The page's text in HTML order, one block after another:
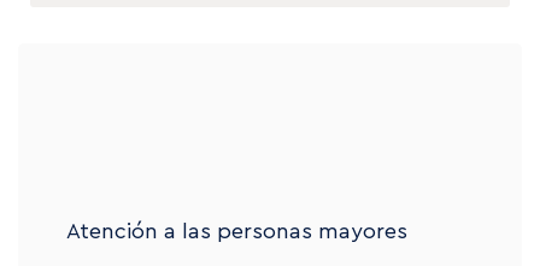
Atención a las personas mayores